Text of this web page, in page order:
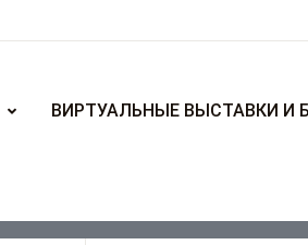
ВИРТУАЛЬНЫЕ ВЫСТАВКИ И